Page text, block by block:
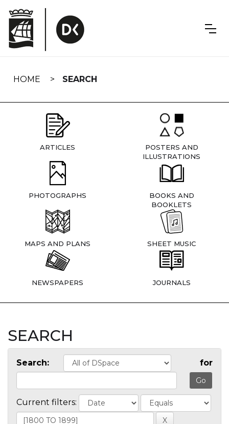
navigation
HOME SEARCH
ARTICLES
POSTERS AND
ILLUSTRATIONS
PHOTOGRAPHS
BOOKS AND
BOOKLETS
MAPS AND PLANS SHEET MUSIC
NEWSPAPERS JOURNALS
SEARCH
Search: for
Current filters: